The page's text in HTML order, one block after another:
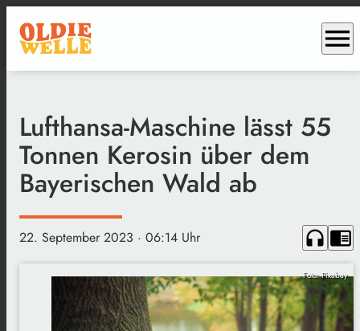
menu
Lufthansa-Maschine lässt 55
Tonnen Kerosin über dem
Bayerischen Wald ab
22. September 2023 · 06:14 Uhr headphones chrome_reader_mode
Foto: Pixabay